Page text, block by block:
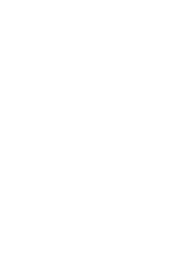
Praha Lukáš Haraslín